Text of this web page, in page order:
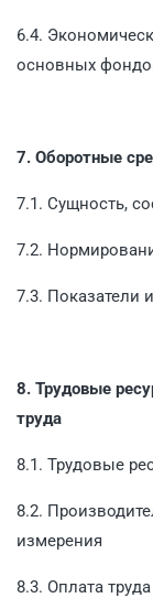
6.4.
основных
7. Оборотные
7.1. Сущность,
7.2.
7.3. Показатели
8. Трудовые
труда
8.1. Трудовые
8.2.
измерения
8.3. Оплата труда